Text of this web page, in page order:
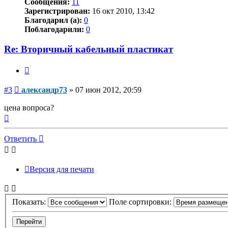
Сообщения: 11
Зарегистрирован: 16 окт 2010, 13:42
Благодарил (а): 0
Поблагодарили: 0
Re: Вторичный кабельный пластикат
#3 Сообщение
александр73 » 07 июн 2012, 20:59
цена вопроса?
началу
Ответить
Версия для печати
Показать: Поле сортировки: